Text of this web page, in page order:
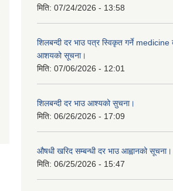
मिति: 07/24/2026 - 13:58
शिलबन्दी दर भाउ पत्र स्विकृत गर्ने medicine
आशयको सूचना।
मिति: 07/06/2026 - 12:01
शिलबन्दी दर भाउ आश्यको सुचना।
मिति: 06/26/2026 - 17:09
औषधी खरिद सम्बन्धी दर भाउ आह्वानको सूचना।
मिति: 06/25/2026 - 15:47